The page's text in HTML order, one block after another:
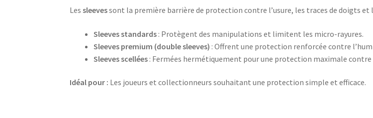
Lessleevessont la première barrière de protection contre l’usure, les traces de doigts et
Sleeves standards : Protègent des manipulations et limitent les micro-rayures.
Sleeves premium (double sleeves) : Offrent une protection renforcée contre
Sleeves scellées : Fermées hermétiquement pour une protection maximale contre
Idéal pour : Les joueurs et collectionneurs souhaitant une protection simple et efficace.